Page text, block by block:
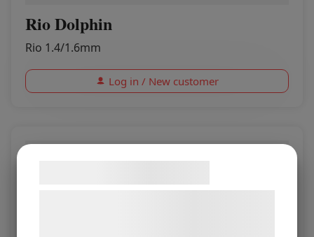
Rio Dolphin
Rio 1.4/1.6mm
Log in / New customer